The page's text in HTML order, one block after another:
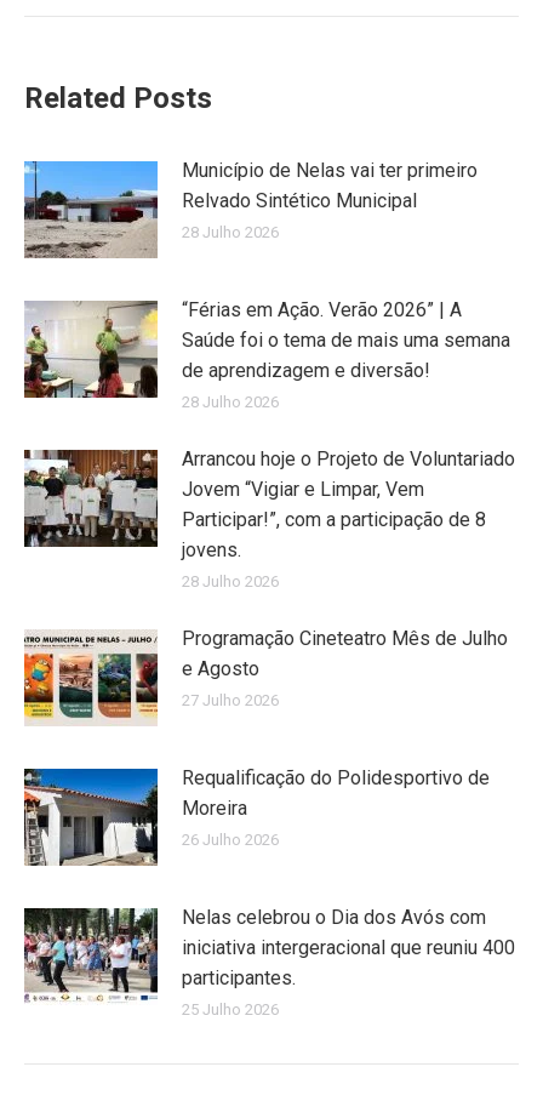
Related Posts
Município de Nelas vai ter primeiro
Relvado Sintético Municipal
28 Julho 2026
“Férias em Ação. Verão 2026” | A
Saúde foi o tema de mais uma semana
de aprendizagem e diversão!
28 Julho 2026
Arrancou hoje o Projeto de Voluntariado
Jovem “Vigiar e Limpar, Vem
Participar!”, com a participação de 8
jovens.
28 Julho 2026
Programação Cineteatro Mês de Julho
e Agosto
27 Julho 2026
Requalificação do Polidesportivo de
Moreira
26 Julho 2026
Nelas celebrou o Dia dos Avós com
iniciativa intergeracional que reuniu 400
participantes.
25 Julho 2026